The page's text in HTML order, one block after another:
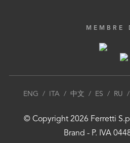
MEMBRE
ENG / ITA/ 中文 / ES / RU /
© Copyright 2026 Ferretti
Brand - P. IVA